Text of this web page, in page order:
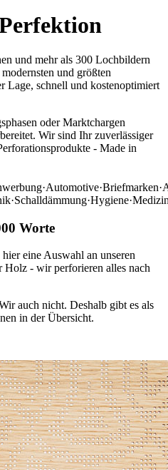
und mehr als 300 Lochbildern
und größten
Lage, schnell und kostenoptimiert
oder Marktchargen
Wir sind Ihr zuverlässiger
- Made in
·Automotive·Briefmarken·
·Schalldämmung·Hygiene·
Worte
eine Auswahl an unseren
- wir perforieren alles nach
auch nicht. Deshalb gibt es als
in der Übersicht.